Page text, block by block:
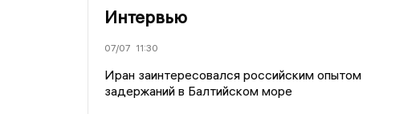
Интервью
07/07 11:30
Иран заинтересовался российским опытом
задержаний в Балтийском море